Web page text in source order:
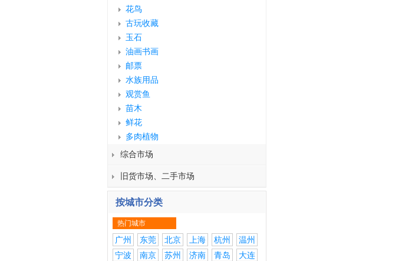
花鸟
古玩收藏
玉石
油画书画
邮票
水族用品
观赏鱼
苗木
鲜花
多肉植物
综合市场
旧货市场、二手市场
按城市分类
热门城市
广州 东莞 北京 上海 杭州
温州
宁波
南京 苏州 济南 青岛
大连